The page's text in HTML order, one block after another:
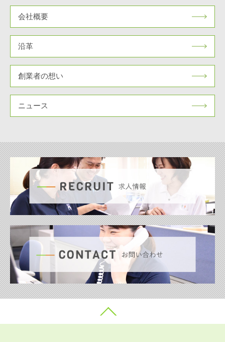
会社概要
沿革
創業者の想い
ニュース